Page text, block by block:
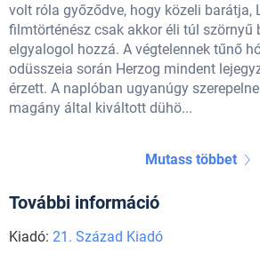
volt róla győződve, hogy közeli barátja,
filmtörténész csak akkor éli túl szörnyű
elgyalogol hozzá. A végtelennek tűnő
odüsszeia során Herzog mindent
érzett. A naplóban ugyanúgy
magány által kiváltott dühö...
Mutass többet
További információ
Kiadó: 21. Század Kiadó